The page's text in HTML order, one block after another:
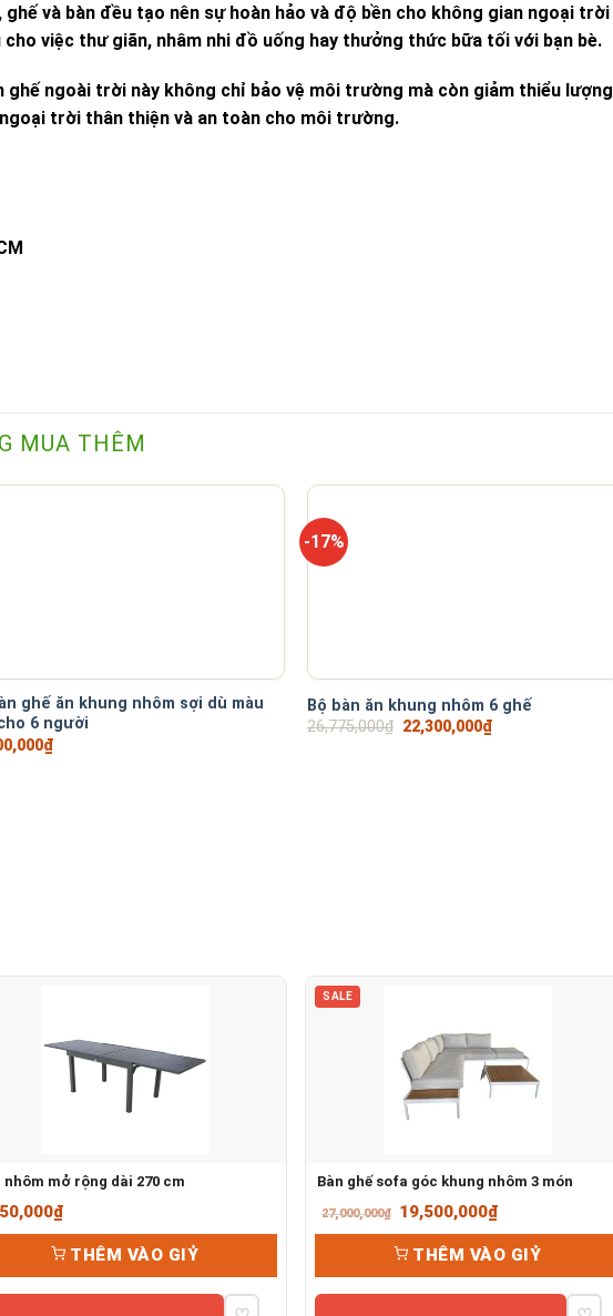
và bàn đều tạo nên sự hoàn hảo và độ bền cho không gian ngoại trời
việc thư giãn, nhâm nhi đồ uống hay thưởng thức bữa tối với bạn bè.
ngoài trời này không chỉ bảo vệ môi trường mà còn giảm thiểu lượng
trời thân thiện và an toàn cho môi trường.
MUA THÊM
ghế ăn khung nhôm sợi dù màu
6 người
₫
-17%
Bộ bàn ăn khung nhôm 6 ghế
26,775,000₫ Giá
gốc
22,300,000₫Giá
nhôm mở rộng dài 270 cm
₫
THÊM VÀO GIỶ
SALE
Bàn ghế sofa góc khung nhôm 3 món
27,000,000₫
Giá
gốc
là:
27,000,000₫.
19,500,000₫Giá
hiện
tại
là:
THÊM VÀO GIỶ